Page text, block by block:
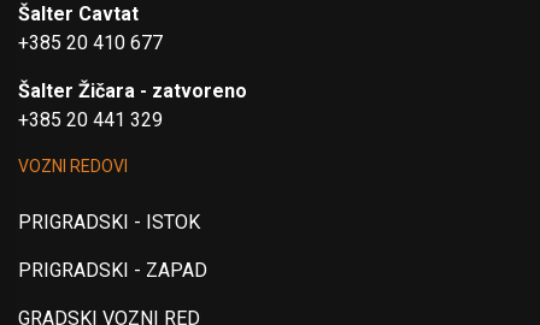
Šalter Cavtat
+385 20 410 677
Šalter Žičara - zatvoreno
+385 20 441 329
VOZNI REDOVI
PRIGRADSKI - ISTOK
PRIGRADSKI - ZAPAD
GRADSKI VOZNI RED